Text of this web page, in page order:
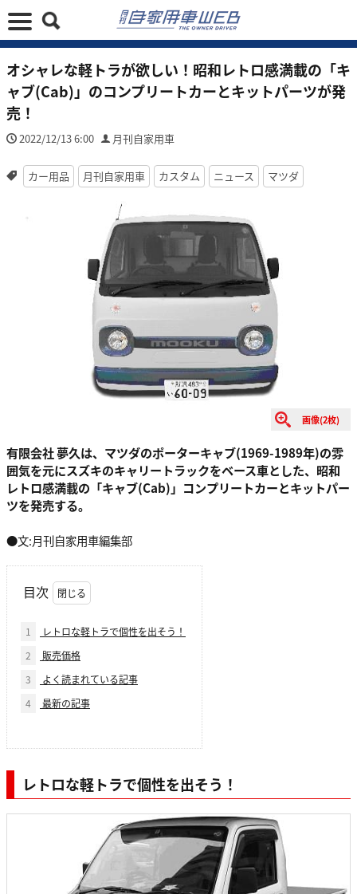
オシャレな軽トラが欲しい！昭和レトロ感満載の「キ
ャブ(Cab)」のコンプリートカーとキットパーツが発
売！
2022/12/13 6:00 月刊自家用車
カー用品 月刊自家用車 カスタム ニュース マツダ
画像(2枚)
有限会社 夢久は、マツダのポーターキャブ(1969-1989年)の雰
囲気を元にスズキのキャリートラックをベース車とした、昭和
レトロ感満載の「キャブ(Cab)」コンプリートカーとキットパー
ツを発売する｡
●文:月刊自家用車編集部
目次
1
レトロな軽トラで個性を出そう！
2
販売価格
3
よく読まれている記事
4
最新の記事
レトロな軽トラで個性を出そう！